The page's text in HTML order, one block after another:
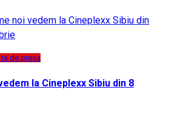
de presa
la Cineplexx Sibiu din 8